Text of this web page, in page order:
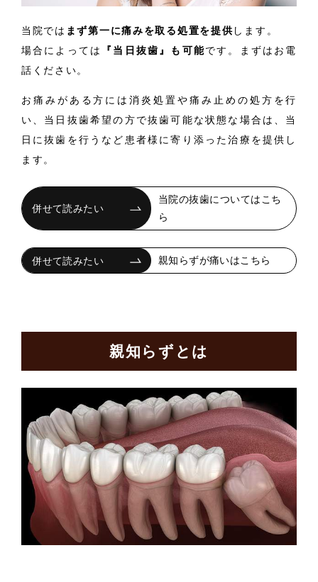
当院では まず第一に痛みを取る処置を提供します。
場合によっては
『当日抜歯』も可能です。まずはお電
話ください。
お痛みがある方には消炎処置や痛み止めの処方を行
い、当日抜歯希望の方で抜歯可能な状態な場合は、当
日に抜歯を行うなど患者様に寄り添った治療を提供し
ます。
当院の抜歯についてはこち
ら
親知らずが痛いはこちら
親知らずとは